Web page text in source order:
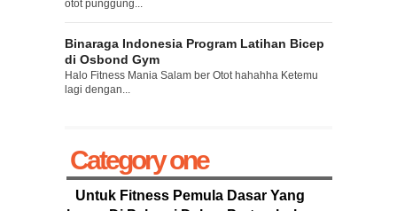
otot punggung...
Binaraga Indonesia Program Latihan Bicep
di Osbond Gym
Halo Fitness Mania Salam ber Otot hahahha Ketemu
lagi dengan...
Category one
Untuk Fitness Pemula Dasar Yang